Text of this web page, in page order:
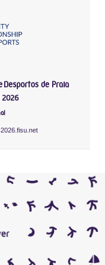
Desportos de Praia
2026